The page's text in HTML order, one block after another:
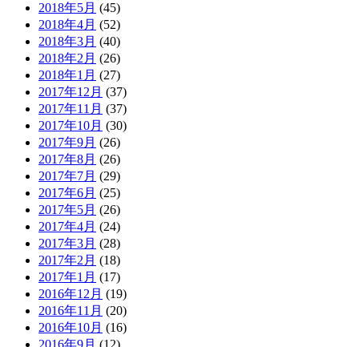
2018年5月 (45)
2018年4月 (52)
2018年3月 (40)
2018年2月 (26)
2018年1月 (27)
2017年12月 (37)
2017年11月 (37)
2017年10月 (30)
2017年9月 (26)
2017年8月 (26)
2017年7月 (29)
2017年6月 (25)
2017年5月 (26)
2017年4月 (24)
2017年3月 (28)
2017年2月 (18)
2017年1月 (17)
2016年12月 (19)
2016年11月 (20)
2016年10月 (16)